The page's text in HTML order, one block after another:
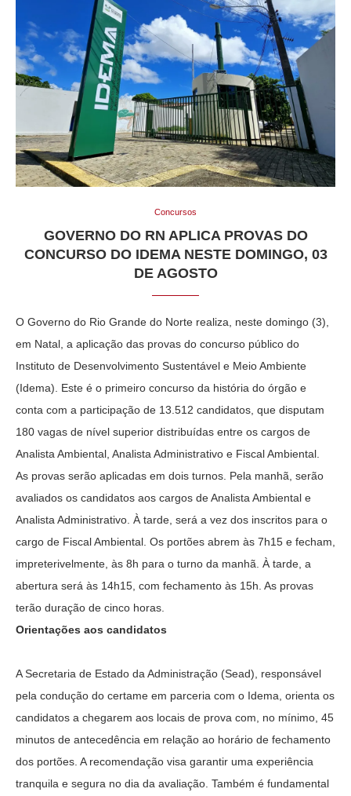
Concursos
GOVERNO DO RN APLICA PROVAS DO
CONCURSO DO IDEMA NESTE DOMINGO, 03
DE AGOSTO
O Governo do Rio Grande do Norte realiza, neste domingo (3),
em Natal, a aplicação das provas do concurso público do
Instituto de Desenvolvimento Sustentável e Meio Ambiente
(Idema). Este é o primeiro concurso da história do órgão e
conta com a participação de 13.512 candidatos, que disputam
180 vagas de nível superior distribuídas entre os cargos de
Analista Ambiental, Analista Administrativo e Fiscal Ambiental.
As provas serão aplicadas em dois turnos. Pela manhã, serão
avaliados os candidatos aos cargos de Analista Ambiental e
Analista Administrativo. À tarde, será a vez dos inscritos para o
cargo de Fiscal Ambiental. Os portões abrem às 7h15 e fecham,
impreterivelmente, às 8h para o turno da manhã. À tarde, a
abertura será às 14h15, com fechamento às 15h. As provas
terão duração de cinco horas.
Orientações aos candidatos
A Secretaria de Estado da Administração (Sead), responsável
pela condução do certame em parceria com o Idema, orienta os
candidatos a chegarem aos locais de prova com, no mínimo, 45
minutos de antecedência em relação ao horário de fechamento
dos portões. A recomendação visa garantir uma experiência
tranquila e segura no dia da avaliação. Também é fundamental